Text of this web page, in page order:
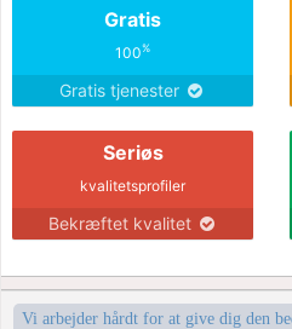
Gratis
100%
Gratis tjenester
Seriøs
kvalitetsprofiler
Bekræftet kvalitet
Vi arbejder hårdt for at give dig den